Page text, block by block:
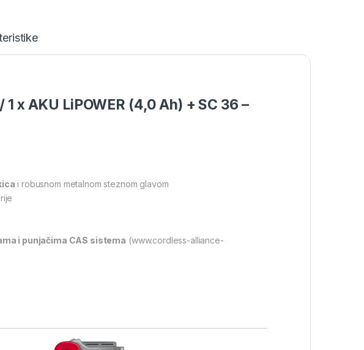
x AKU LiPOWER (4,0 Ah) + SC 36 –
i robusnom metalnom steznom glavom
i punjačima CAS sistema (www.cordless-alliance-